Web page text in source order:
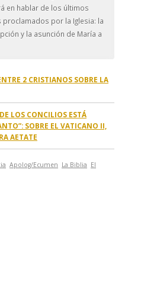
en hablar de los últimos
proclamados por la Iglesia: la
y la asunción de María a
2 CRISTIANOS SOBRE LA
LOS CONCILIOS ESTÁ
SOBRE EL VATICANO II,
AETATE
Apolog/Ecumen La Biblia El